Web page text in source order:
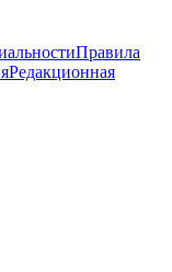
Правила
Редакционная